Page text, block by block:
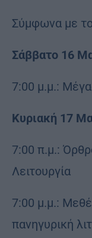
Σύμφωνα με
Σάββατο 16
7:00 μ.μ.:
Κυριακή 17
7:00 π.μ.:
Λειτουργία
7:00 μ.μ.:
πανηγυρική